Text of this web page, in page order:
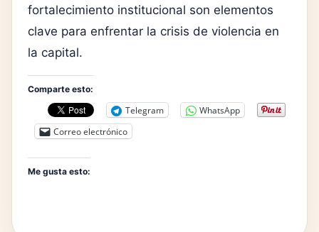
fortalecimiento institucional son elementos
clave para enfrentar la crisis de violencia en
la capital.
Comparte esto:
Telegram
WhatsApp
Correo electrónico
Me gusta esto: